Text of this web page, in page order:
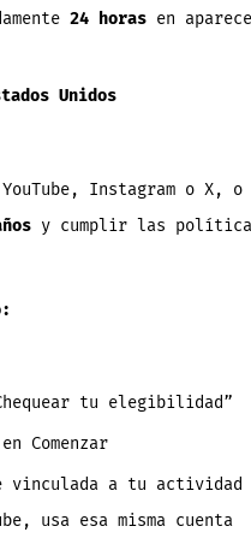
24 horas en
Unidos
Instagram o X, o
y cumplir las
tu elegibilidad”
Comenzar
a tu actividad
usa esa misma cuenta